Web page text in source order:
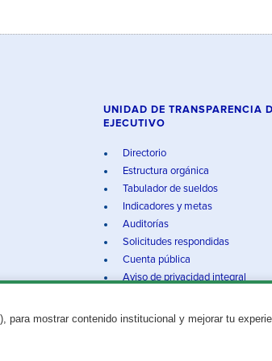
), para mostrar contenido institucional y mejorar tu
UNIDAD DE TRANSPARENCIA
EJECUTIVO
Directorio
Estructura orgánica
Tabulador de sueldos
Indicadores y metas
Auditorías
Solicitudes respondidas
Cuenta pública
Aviso de privacidad integral
Gobierno del Estado de Guanajuato